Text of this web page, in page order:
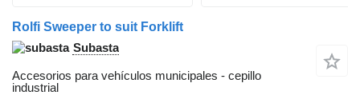
Rolfi Sweeper to suit Forklift
Subasta
Accesorios para vehículos municipales - cepillo
industrial